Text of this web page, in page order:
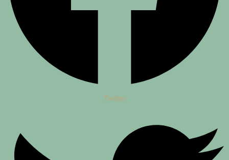
Twitter